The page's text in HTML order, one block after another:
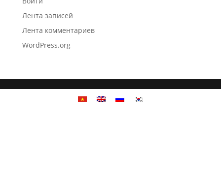
Лента записей
Лента комментариев
WordPress.org